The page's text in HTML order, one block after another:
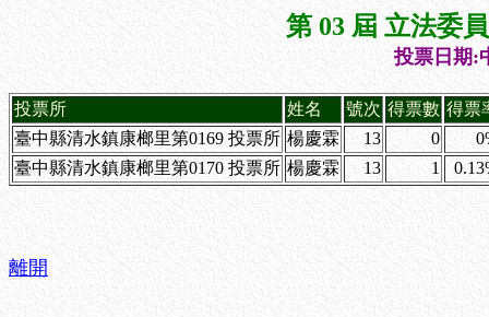
第 03 屆 立法委
投票日期:
投票所 姓名 號次 得票數 得票
臺中縣清水鎮康榔里第0169 投票所 楊慶霖 13 0
臺中縣清水鎮康榔里第0170 投票所 楊慶霖 13 1
離開